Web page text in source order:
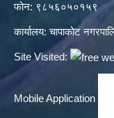
फोन: ९८५६०५०१५९
कार्यालय: चापाकोट
Site Visited:
Mobile Application